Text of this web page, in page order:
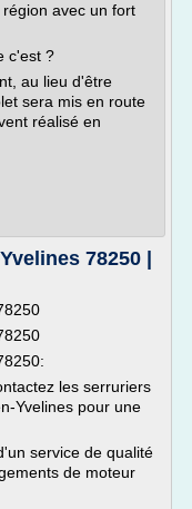
avec un fort
c'est ?
au lieu d'être
sera mis en route
réalisé en
78250 |
les serruriers
Yvelines pour une
service de qualité
de moteur